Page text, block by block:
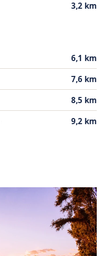
3,2 km
6,1 km
7,6 km
8,5 km
9,2 km